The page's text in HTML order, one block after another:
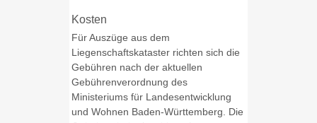
Kosten
Für Auszüge aus dem
Liegenschaftskataster richten sich die
Gebühren nach der aktuellen
Gebührenverordnung des
Ministeriums für Landesentwicklung
und Wohnen Baden-Württemberg. Die